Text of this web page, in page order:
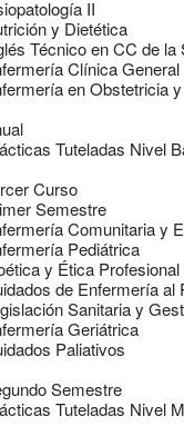
II
y Dietética
Técnico en CC de la
Clínica General
en Obstetricia
Tuteladas Nivel
Curso
Semestre
Comunitaria y
Pediátrica
y Ética
de Enfermería al
Sanitaria y
Geriátrica
Paliativos
Semestre
Tuteladas Nivel